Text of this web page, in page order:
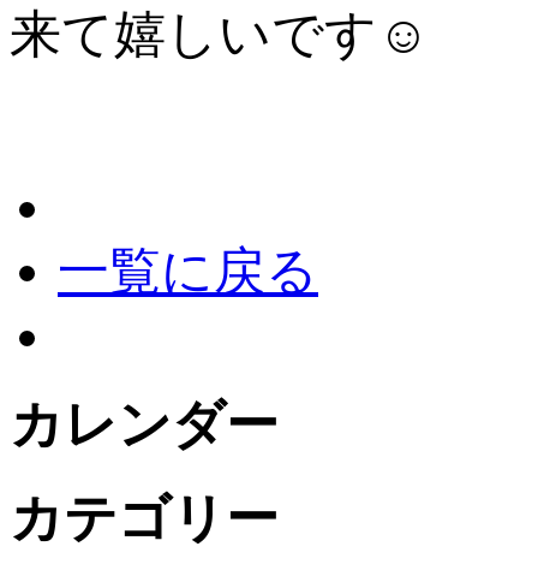
来て嬉しいです☺
一覧に戻る
カレンダー
カテゴリー